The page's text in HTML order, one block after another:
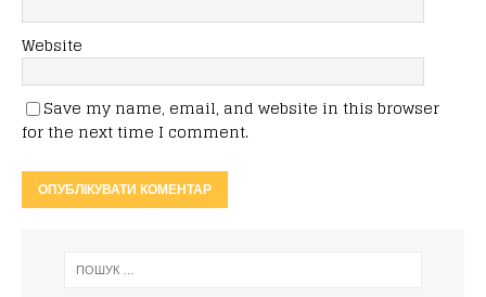
Website
Save my name, email, and website in this browser
for the next time I comment.